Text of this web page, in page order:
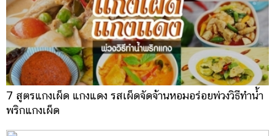
7 สูตรแกงเผ็ด แกงแดง รสเผ็ดจัดจ้านหอมอร่อยพ่วงวิธีทำน้ำ
พริกแกงเผ็ด